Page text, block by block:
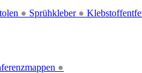
● Sprühkleber ●
●